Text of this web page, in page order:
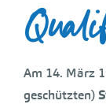
Am 14. März
geschützten)